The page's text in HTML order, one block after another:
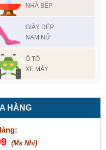
NHÀ BẾP
GIÀY DÉP
NAM NỮ
Ô TÔ
XE MÁY
HÀNG
(Ms Nhi)